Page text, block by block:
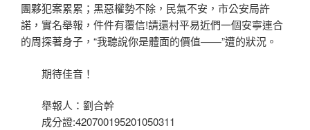
團夥犯案累累；黑惡權勢不除，民氣不安，市公安局許
諾，實名舉報，件件有覆信!請還村平易近們一個安寧連合
的周探著身子，“我聽說你是體面的價值——”遭的狀況。
期待佳音！
舉報人：劉合幹
成分證:420700195201050311